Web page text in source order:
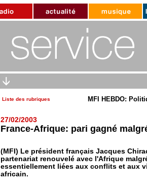
Liste des rubriques MFI HEBDO:
27/02/2003
France-Afrique: pari gagné
(MFI) Le président français Jacques
partenariat renouvelé avec l'Afrique
essentiellement liées aux conflits et aux
africain.